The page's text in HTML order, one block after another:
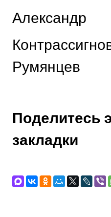
Александр
Румянцев
Поделитесь
закладки